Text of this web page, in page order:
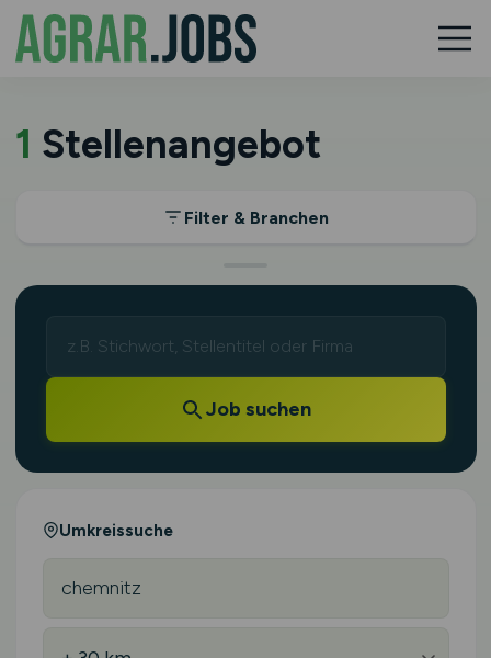
1 Stellenangebot
Filter & Branchen
Job suchen
Umkreissuche